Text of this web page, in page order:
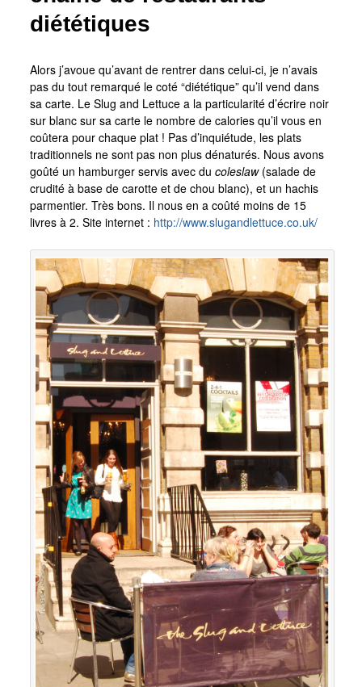
diététiques
Alors j’avoue qu’avant de rentrer dans celui-ci, je n’avais
pas du tout remarqué le coté “diététique” qu’il vend dans
sa carte. Le Slug and Lettuce a la particularité d’écrire noir
sur blanc sur sa carte le nombre de calories qu’il vous en
coûtera pour chaque plat ! Pas d’inquiétude, les plats
traditionnels ne sont pas non plus dénaturés. Nous avons
goûté un hamburger servis avec du coleslaw(salade de
crudité à base de carotte et de chou blanc), et un hachis
parmentier. Très bons. Il nous en a coûté moins de 15
livres à 2. Site internet : http://www.slugandlettuce.co.uk/